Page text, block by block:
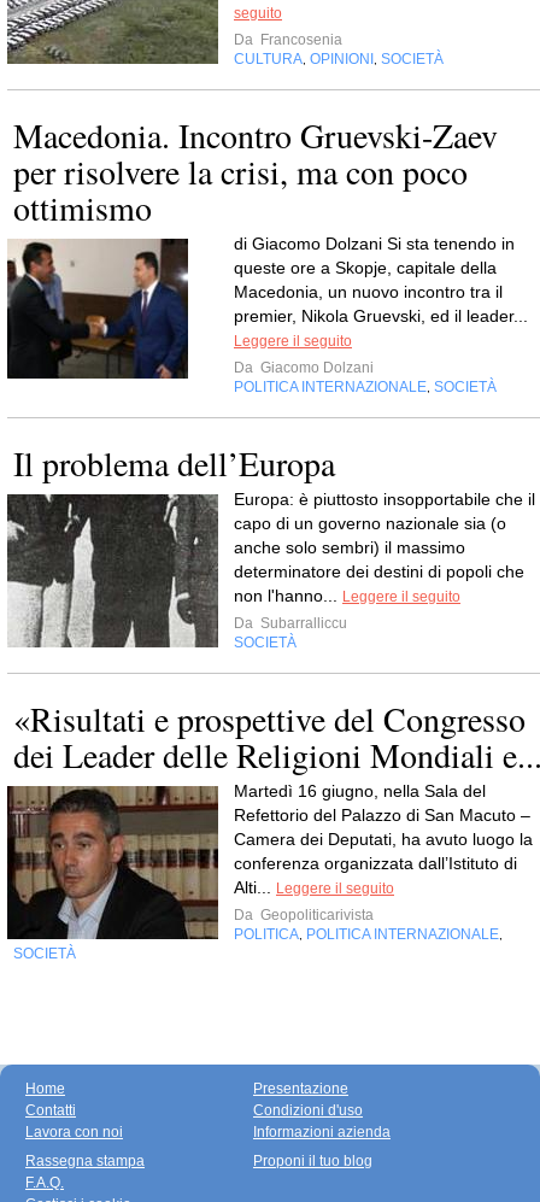
seguito
Da Francosenia
CULTURA OPINIONI SOCIETÀ
Macedonia. Incontro Gruevski-Zaev
per risolvere la crisi, ma con poco
ottimismo
di Giacomo Dolzani Si sta tenendo in
queste ore a Skopje, capitale della
Macedonia, un nuovo incontro tra il
premier, Nikola Gruevski, ed il leader...
Leggere il seguito
Da Giacomo Dolzani
POLITICA INTERNAZIONALE SOCIETÀ
Il problema dell’Europa
Europa: è piuttosto insopportabile che il
capo di un governo nazionale sia (o
anche solo sembri) il massimo
determinatore dei destini di popoli che
non l'hanno...
Leggere il seguito
Da Subarralliccu
SOCIETÀ
«Risultati e prospettive del Congresso
dei Leader delle Religioni Mondiali
Martedì 16 giugno, nella Sala del
Refettorio del Palazzo di San Macuto –
Camera dei Deputati, ha avuto luogo la
conferenza organizzata dall’Istituto di
Alti...
Leggere il seguito
Da Geopoliticarivista
POLITICA POLITICA INTERNAZIONALE
SOCIETÀ
Home
Contatti
Lavora con noi
Presentazione
Condizioni d'uso
Informazioni azienda
Rassegna stampa
F.A.Q.
Proponi il tuo blog